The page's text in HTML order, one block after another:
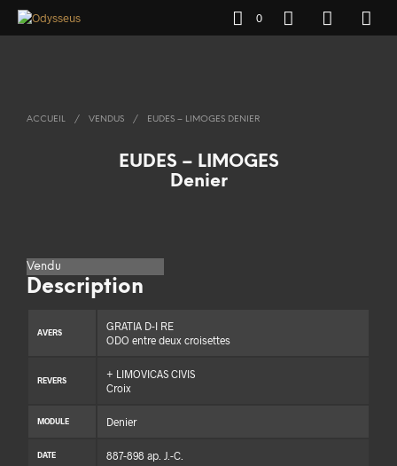
0
ACCUEIL / VENDUS / EUDES – LIMOGES DENIER
EUDES – LIMOGES
Denier
Vendu
Description
AVERS
GRATIA D-I RE
ODO entre deux croisettes
REVERS
+ LIMOVICAS CIVIS
Croix
MODULE Denier
DATE 887-898 ap. J.-C.